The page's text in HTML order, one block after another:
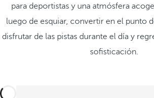
para deportistas y una atmósfera
luego de esquiar, convertir en el punto
disfrutar de las pistas durante el día y
sofisticación.